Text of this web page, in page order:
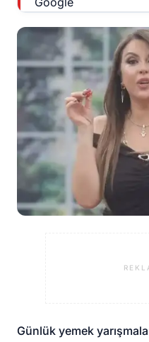
Günlük yemek